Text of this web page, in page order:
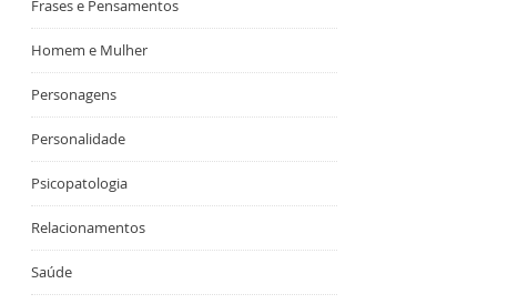
Frases e Pensamentos
Homem e Mulher
Personagens
Personalidade
Psicopatologia
Relacionamentos
Saúde